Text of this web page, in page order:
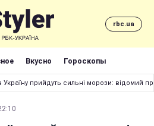
rbc.ua
Вкусно Гороскопы
прийдуть сильні морози: відомий